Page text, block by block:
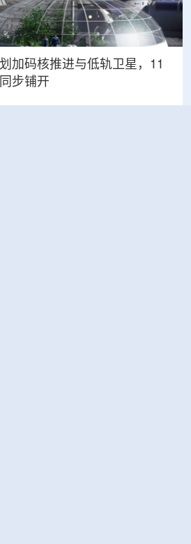
加码核推进与低轨卫星，11
步铺开